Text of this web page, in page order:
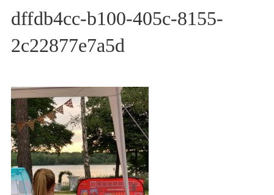
dffdb4cc-b100-405c-8155-
2c22877e7a5d